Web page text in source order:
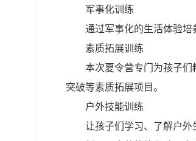
军事化训练
通过军事化的生活体验培
素质拓展训练
本次夏令营专门为孩子
突破等素质拓展项目。
户外技能训练
让孩子们学习、了解户